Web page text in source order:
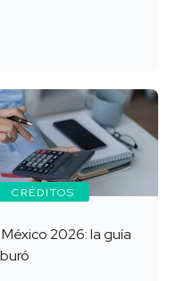
CRÉDITOS
2026: la guía